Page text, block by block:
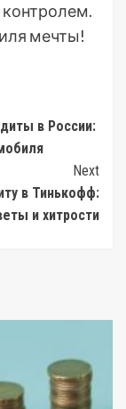
контролем.
мечты!
в России:
Next
в Тинькофф:
и хитрости